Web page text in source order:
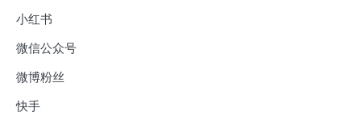
小红书
微信公众号
微博粉丝
快手